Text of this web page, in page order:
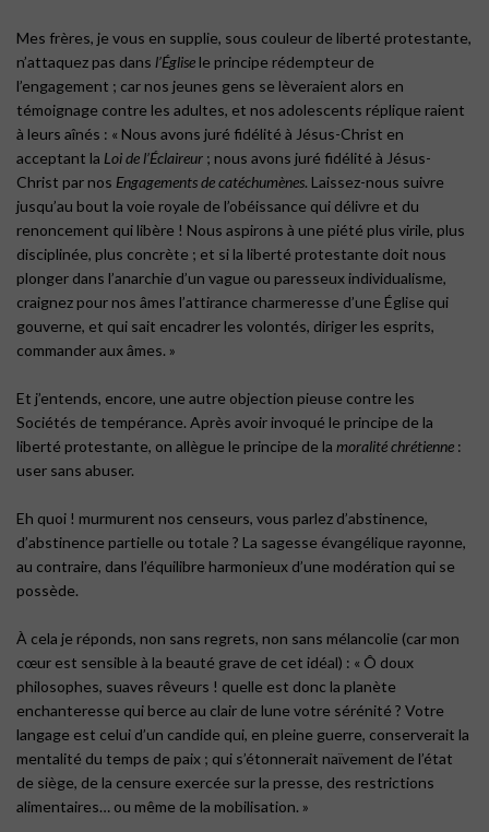
Mes frères, je vous en supplie, sous couleur de liberté protestante,
n’attaquez pas dans l’Église le principe rédempteur de
l’engagement ; car nos jeunes gens se lèveraient alors en
témoignage contre les adultes, et nos adolescents réplique raient
à leurs aînés : « Nous avons juré fidélité à Jésus-Christ en
acceptant la Loi de l’Éclaireur ; nous avons juré fidélité à Jésus-
Christ par nos Engagements de catéchumènes. Laissez-nous suivre
jusqu’au bout la voie royale de l’obéissance qui délivre et du
renoncement qui libère ! Nous aspirons à une piété plus virile, plus
disciplinée, plus concrète ; et si la liberté protestante doit nous
plonger dans l’anarchie d’un vague ou paresseux individualisme,
craignez pour nos âmes l’attirance charmeresse d’une Église qui
gouverne, et qui sait encadrer les volontés, diriger les esprits,
commander aux âmes. »
Et j’entends, encore, une autre objection pieuse contre les
Sociétés de tempérance. Après avoir invoqué le principe de la
liberté protestante, on allègue le principe de la moralité chrétienne :
user sans abuser.
Eh quoi ! murmurent nos censeurs, vous parlez d’abstinence,
d’abstinence partielle ou totale ? La sagesse évangélique rayonne,
au contraire, dans l’équilibre harmonieux d’une modération qui se
possède.
À cela je réponds, non sans regrets, non sans mélancolie (car mon
cœur est sensible à la beauté grave de cet idéal) : « Ô doux
philosophes, suaves rêveurs ! quelle est donc la planète
enchanteresse qui berce au clair de lune votre sérénité ? Votre
langage est celui d’un candide qui, en pleine guerre, conserverait la
mentalité du temps de paix ; qui s’étonnerait naïvement de l’état
de siège, de la censure exercée sur la presse, des restrictions
alimentaires… ou même de la mobilisation. »